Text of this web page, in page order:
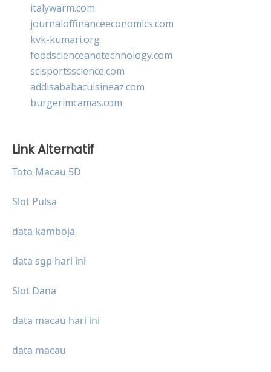
italywarm.com
journaloffinanceeconomics.com
kvk-kumari.org
foodscienceandtechnology.com
scisportsscience.com
addisababacuisineaz.com
burgerimcamas.com
Link Alternatif
Toto Macau 5D
Slot Pulsa
data kamboja
data sgp hari ini
Slot Dana
data macau hari ini
data macau